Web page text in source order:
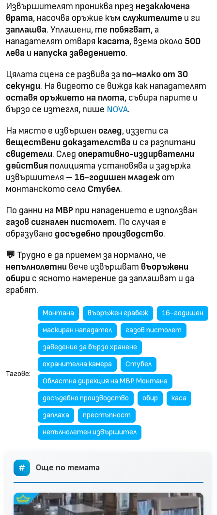
Извършителят прониква през незаключена
врата, насочва оръжие към служителите и ги
заплашва. Уплашени, те побягват, а
нападателят отваря касата, взема около 500
лева и напуска заведението.
Цялата сцена се развива за по-малко от 30
секунди. На видеото се вижда как нападателят
оставя оръжието на плота, събира парите и
бързо се изтегля, пише NOVA.
На място е извършен оглед, иззети са
веществени доказателства и са разпитани
свидетели. След оперативно-издирвателни
действия полицията установява и задържа
извършителя – 16-годишен младеж от
монтанското село Стубел.
По данни на МВР при нападението е използван
газов сигнален пистолет. По случая е
образувано досъдебно производство.
💬 Трудно е да приемем за нормално, че
непълнолетни вече извършват въоръжени
обири с ясното намерение да заплашват и да
грабят.
Тагове:
Монтана въоръжен грабеж
16-годишен
маскиран нападател
газов пистолет
заведение за бързо хранене
охранителна камера
Стубел
Областна дирекция на МВР Монтана
досъдебно производство
обир
каса
заплаха
престъпност
непълнолетен извършител
Още по темата